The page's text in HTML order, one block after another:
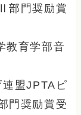
部門奨励賞
育学部音
盟JPTAピ
門奨励賞受